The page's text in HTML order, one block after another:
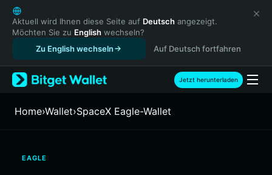
English
日本語
Tiếng Việt
Русский
Español (Latinoamérica)
Türkçe
Français
繁體中文
Aktuell wird Ihnen diese Seite auf Deutsch angezeigt.
Möchten Sie zu English wechseln?
Zu English wechseln
Auf Deutsch fortfahren
Jetzt herunterladen
Home›Wallet›SpaceX Eagle-Wallet
EAGLE